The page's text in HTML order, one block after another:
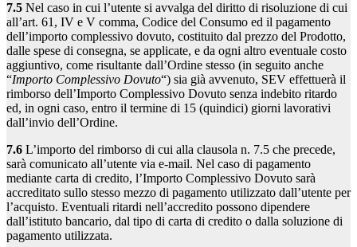
7.5 Nel caso in cui l’utente si avvalga del diritto di risoluzione di cui
all’art. 61, IV e V comma, Codice del Consumo ed il pagamento
dell’importo complessivo dovuto, costituito dal prezzo del Prodotto,
dalle spese di consegna, se applicate, e da ogni altro eventuale costo
aggiuntivo, come risultante dall’Ordine stesso (in seguito anche
“Importo Complessivo Dovuto“) sia già avvenuto, SEV effettuerà il
rimborso dell’Importo Complessivo Dovuto senza indebito ritardo
ed, in ogni caso, entro il termine di 15 (quindici) giorni lavorativi
dall’invio dell’Ordine.
7.6 L’importo del rimborso di cui alla clausola n. 7.5 che precede,
sarà comunicato all’utente via e-mail. Nel caso di pagamento
mediante carta di credito, l’Importo Complessivo Dovuto sarà
accreditato sullo stesso mezzo di pagamento utilizzato dall’utente per
l’acquisto. Eventuali ritardi nell’accredito possono dipendere
dall’istituto bancario, dal tipo di carta di credito o dalla soluzione di
pagamento utilizzata.